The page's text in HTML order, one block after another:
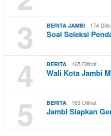
3 BERITA JAMBI 174
Soal Seleksi
4 BERITA 165 Dilihat
Wali Kota Jambi
5 BERITA 163 Dilihat
Jambi Siapkan